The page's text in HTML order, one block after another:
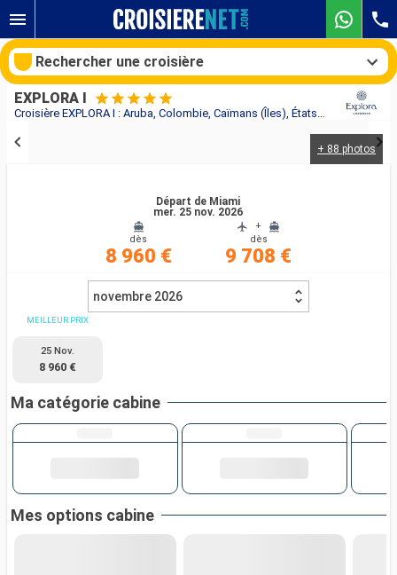
Croisière EXPLORA I : Aruba, Colombie, Caïmans (Îles), États-Unis, Mexique, Saint-Thomas, Belize, Honduras au départ de Miami
EXPLORA I
+ 88 photos
Départ de Miami
mer. 25 nov. 2026
dès
8 960 €
+
dès
9 708 €
novembre 2026
MEILLEUR PRIX
25 Nov.
8 960 €
Ma catégorie cabine
Mes options cabine
Rechercher une croisière
Compagnies
Rechercher